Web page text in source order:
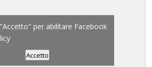
per abilitare Facebook
Accetto